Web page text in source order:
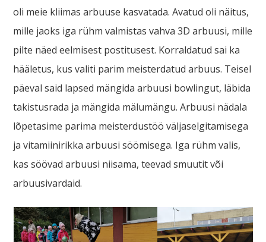
oli meie kliimas arbuuse kasvatada. Avatud oli näitus,
mille jaoks iga rühm valmistas vahva 3D arbuusi, mille
pilte näed eelmisest postitusest. Korraldatud sai ka
hääletus, kus valiti parim meisterdatud arbuus. Teisel
päeval said lapsed mängida arbuusi bowlingut, läbida
takistusrada ja mängida mälumängu. Arbuusi nädala
lõpetasime parima meisterdustöö väljaselgitamisega
ja vitamiinirikka arbuusi söömisega. Iga rühm valis,
kas söövad arbuusi niisama, teevad smuutit või
arbuusivardaid.